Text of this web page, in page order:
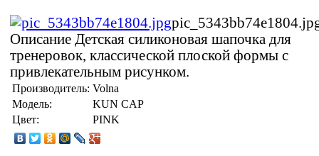
Описание Детская силиконовая шапочка для
тренеровок, классической плоской формы с
привлекательным рисунком.
Производитель: Volna
Модель:
KUN CAP
Цвет:
PINK